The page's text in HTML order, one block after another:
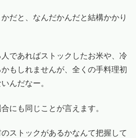
だと、なんだかんだと結構かかり
であればストックしたお米や、冷
もしれませんが、全くの手料理初
んだなー。
にも同じことが言えます。
ストックがあるかなんて把握して